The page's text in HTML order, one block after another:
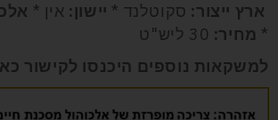
ארץ ייצור: סקוטלנד * יישון: אין *
* מחיר:
למשקאות נוספים היכנסו לקישור